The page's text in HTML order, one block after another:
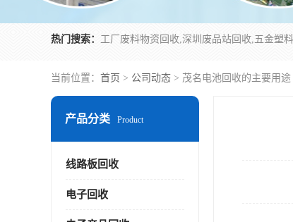
热门搜索：
当前位置： 首页 > 公司动态 > 茂名电池回收的主要用途
产品分类 Product
线路板回收
电子回收